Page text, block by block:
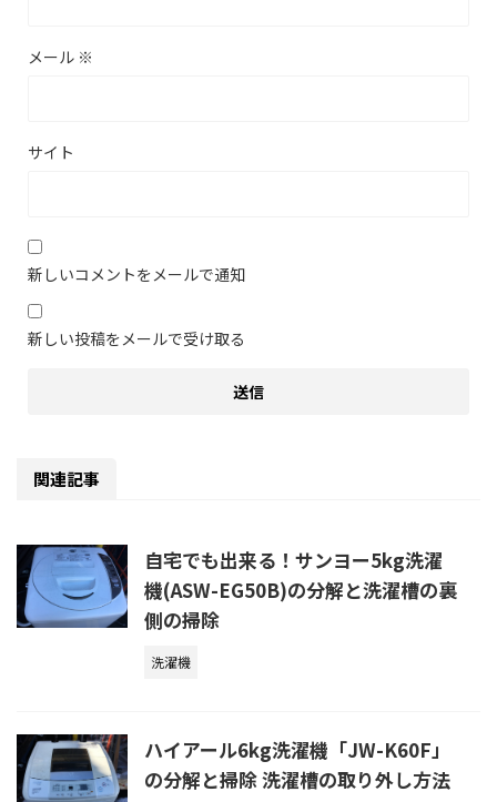
メール ※
サイト
新しいコメントをメールで通知
新しい投稿をメールで受け取る
関連記事
自宅でも出来る！サンヨー5kg洗濯
機(ASW-EG50B)の分解と洗濯槽の裏
側の掃除
洗濯機
ハイアール6kg洗濯機「JW-K60F」
の分解と掃除 洗濯槽の取り外し方法